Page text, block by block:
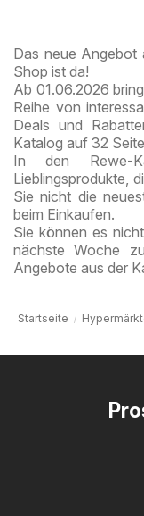
Das neue Angebot
Shop ist da!
Ab 01.06.2026
Reihe von
Deals und
Katalog auf 32
In den Rewe-
Lieblingsprodukte,
Sie nicht die
beim Einkaufen.
Sie können es
nächste Woche
Angebote aus der
Startseite